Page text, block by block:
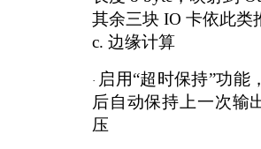
其余三块 IO 卡依此类
c. 边缘计算
· 启用“超时保持”功能
后自动保持上一次输
压